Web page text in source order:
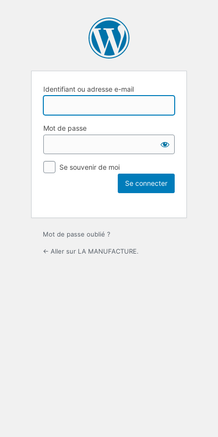
Identifiant ou adresse e-mail
Mot de passe
Se souvenir de moi
Mot de passe oublié ?
← Aller sur LA MANUFACTURE.